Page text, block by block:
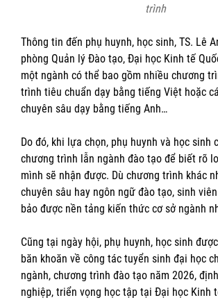
trình
Thông tin đến phụ huynh, học sinh, TS. Lê
phòng Quản lý Đào tạo, Đại học Kinh tế
một ngành có thể bao gồm nhiều chương
trình tiêu chuẩn dạy bằng tiếng Việt hoặc
chuyên sâu dạy bằng tiếng Anh…
Do đó, khi lựa chọn, phụ huynh và học sinh
chương trình lẫn ngành đào tạo để biết rõ
mình sẽ nhận được. Dù chương trình khác
chuyên sâu hay ngôn ngữ đào tạo, sinh
bảo được nền tảng kiến thức cơ sở ngành
Cũng tại ngày hội, phụ huynh, học sinh
băn khoăn về công tác tuyển sinh đại học
ngành, chương trình đào tạo năm 2026,
nghiệp, triển vọng học tập tại Đại học Kinh